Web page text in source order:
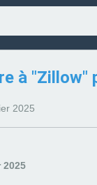
à "Zillow"
2025
2025